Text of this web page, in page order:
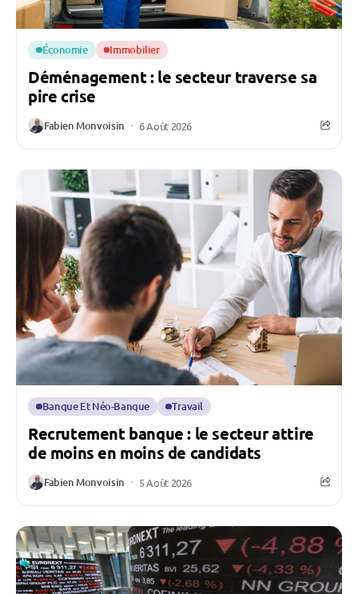
Économie Immobilier
Déménagement : le secteur traverse sa
pire crise
Fabien Monvoisin 6 Août 2026
Banque Et Néo-Banque Travail
Recrutement banque : le secteur attire
de moins en moins de candidats
Fabien Monvoisin 5 Août 2026